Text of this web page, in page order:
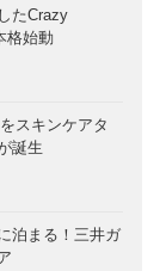
たCrazy
格始動
スキンケアタ
誕生
泊まる！三井ガ